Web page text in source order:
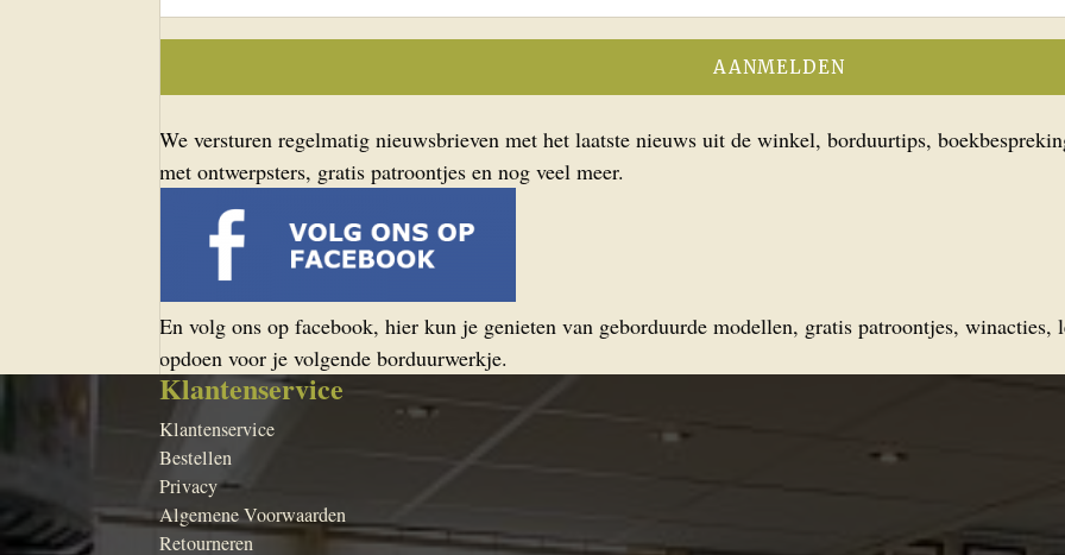
We versturen regelmatig nieuwsbrieven met het laatste nieuws uit de winkel, borduurtips,
met ontwerpsters, gratis patroontjes en nog veel meer.
En volg ons op facebook, hier kun je genieten van geborduurde modellen, gratis patroontjes,
opdoen voor je volgende borduurwerkje.
Klantenservice
Klantenservice
Bestellen
Privacy
Algemene Voorwaarden
Retourneren